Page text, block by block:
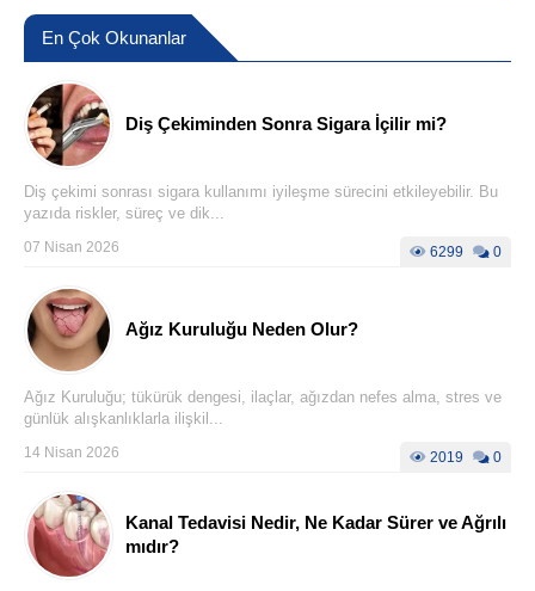
En Çok Okunanlar
Diş Çekiminden Sonra Sigara İçilir mi?
Diş çekimi sonrası sigara kullanımı iyileşme sürecini etkileyebilir. Bu
yazıda riskler, süreç ve dik...
07 Nisan 2026 6299 0
Ağız Kuruluğu Neden Olur?
Ağız Kuruluğu; tükürük dengesi, ilaçlar, ağızdan nefes alma, stres ve
günlük alışkanlıklarla ilişkil...
14 Nisan 2026 2019 0
Kanal Tedavisi Nedir, Ne Kadar Sürer ve Ağrılı
mıdır?